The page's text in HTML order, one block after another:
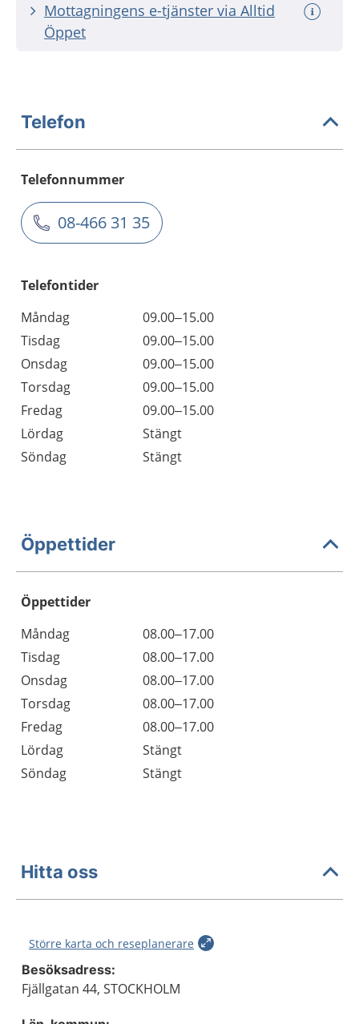
Mottagningens e-tjänster via Alltid
Öppet
Telefon
Telefonnummer
08-466 31 35
Telefontider
Måndag
09.00–15.00
Tisdag
09.00–15.00
Onsdag
09.00–15.00
Torsdag
09.00–15.00
Fredag
09.00–15.00
Lördag
Stängt
Söndag
Stängt
Öppettider
Öppettider
Dag
Öppettider
Kommentarer
Måndag
08.00–17.00
Tisdag
08.00–17.00
Onsdag
08.00–17.00
Torsdag
08.00–17.00
Fredag
08.00–17.00
Lördag
Stängt
Söndag
Stängt
Hitta oss
Större karta och reseplanerare
Besöksadress:
Fjällgatan 44, STOCKHOLM